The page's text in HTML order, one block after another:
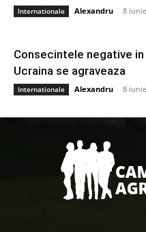
Internationale Alexandru - 8
Consecintele negative
Ucraina se agraveaza
Internationale Alexandru - 8